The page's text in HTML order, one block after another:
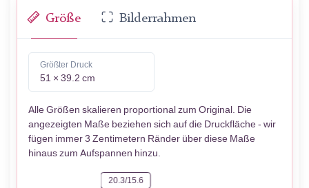
Größe Bilderrahmen
Größter Druck
51 × 39.2 cm
Alle Größen skalieren proportional zum Original. Die
angezeigten Maße beziehen sich auf die Druckfläche - wir
fügen immer 3 Zentimetern Ränder über diese Maße
hinaus zum Aufspannen hinzu.
20.3/15.6